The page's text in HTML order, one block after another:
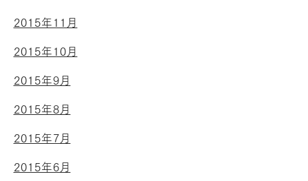
2015年11月
2015年10月
2015年9月
2015年8月
2015年7月
2015年6月